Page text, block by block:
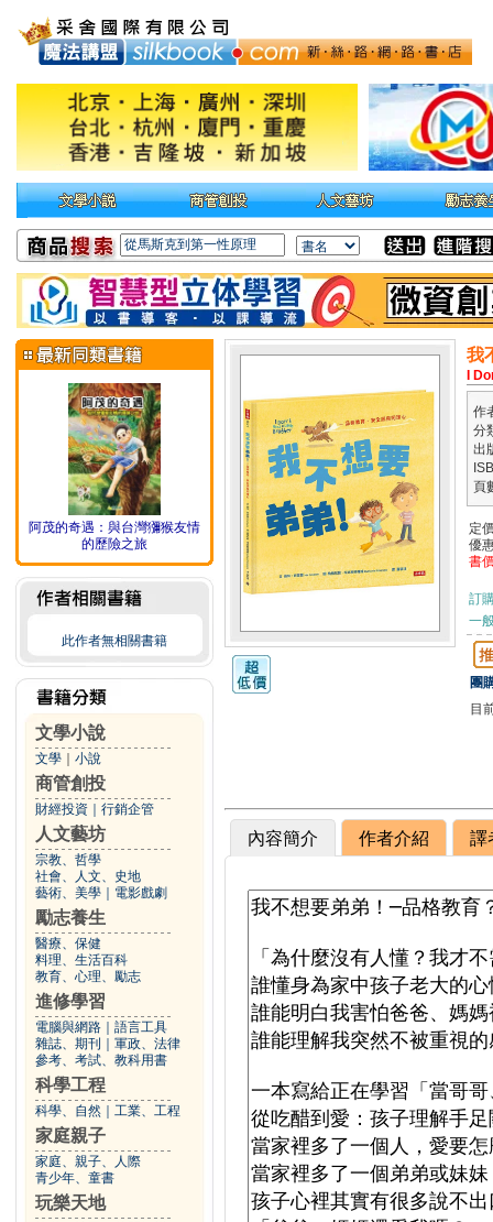
阿茂的奇遇：與台灣獼猴友情
的歷險之旅
此作者無相關書籍
文學小說
文學 小說
商管創投
財經投資 行銷企管
人文藝坊
宗教、哲學
社會、人文、史地
藝術、美學
電影戲劇
勵志養生
醫療、保健
料理、生活百科
教育、心理、勵志
進修學習
電腦與網路
語言工具
雜誌、期刊
軍政、法律
參考、考試、教科用書
科學工程
科學、自然 工業、工程
家庭親子
家庭、親子、人際
青少年、童書
玩樂天地
我
I
作
分
出
頁
定
優
書
訂
一
團
目
內容簡介 作者介紹 譯